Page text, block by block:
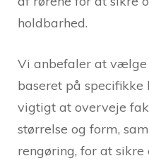
holdbarhed.
Vi anbefaler at
baseret på specifikke
vigtigt at overveje
størrelse og form,
rengøring, for at